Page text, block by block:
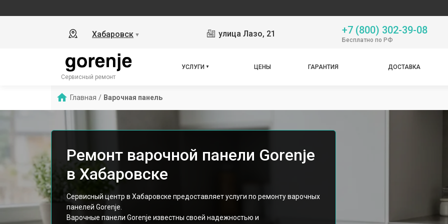
Хабаровск ▼ улица Лазо, 21 +7 (800) 302-39-08
Бесплатно по РФ
Сервисный ремонт
УСЛУГИ ЦЕНЫ ГАРАНТИЯ ДОСТАВКА
Главная / Варочная панель
Ремонт варочной панели Gorenje
в Хабаровске
Сервисный центр в Хабаровске предоставляет услуги по ремонту варочных
панелей Gorenje.
Варочные панели Gorenje известны своей надежностью и